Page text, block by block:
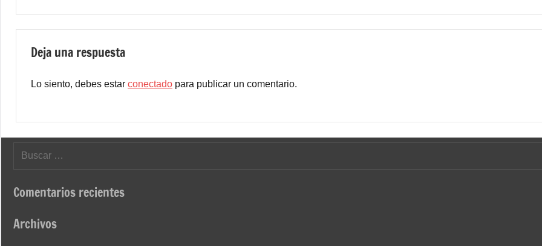
Deja una respuesta
Lo siento, debes estar conectado para publicar un comentario.
Buscar:
Comentarios recientes
Archivos